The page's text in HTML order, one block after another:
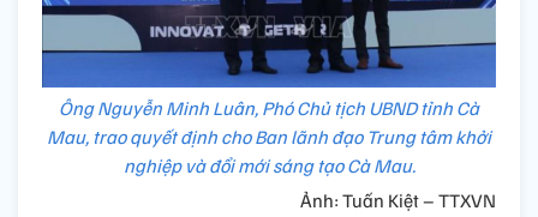
Ông Nguyễn Minh Luân, Phó Chủ tịch UBND tỉnh Cà
Mau, trao quyết định cho Ban lãnh đạo Trung tâm khởi
nghiệp và đổi mới sáng tạo Cà Mau.
Ảnh: Tuấn Kiệt – TTXVN